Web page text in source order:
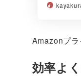
Amazonプラ
効率よ